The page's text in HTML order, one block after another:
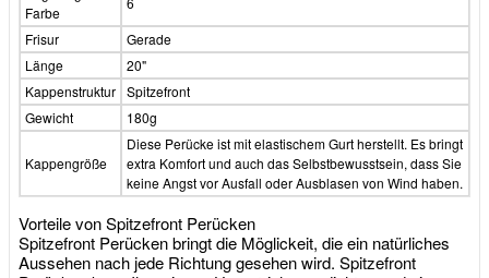
Farbe
Frisur
Gerade
Länge
20"
Kappenstruktur Spitzefront
Gewicht
180g
Kappengröße
Diese Perücke ist mit elastischem Gurt herstellt. Es bringt
extra Komfort und auch das Selbstbewusstsein, dass Sie
keine Angst vor Ausfall oder Ausblasen von Wind haben.
Vorteile von Spitzefront Perücken
Spitzefront Perücken bringt die Möglickeit, die ein natürliches
Aussehen nach jede Richtung gesehen wird. Spitzefront